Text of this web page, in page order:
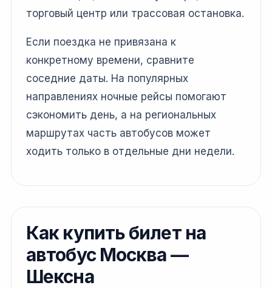
торговый центр или трассовая остановка.
Если поездка не привязана к
конкретному времени, сравните
соседние даты. На популярных
направлениях ночные рейсы помогают
сэкономить день, а на региональных
маршрутах часть автобусов может
ходить только в отдельные дни недели.
Как купить билет на
автобус Москва —
Шексна